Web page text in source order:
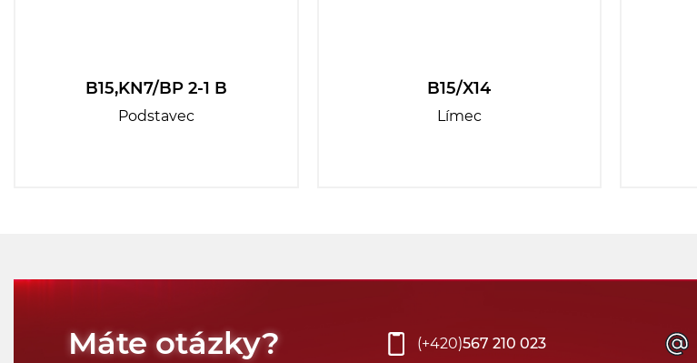
B15,KN7/BP 2-1 B
Podstavec
B15/X14
Límec
Máte otázky? (+420)567 210 023